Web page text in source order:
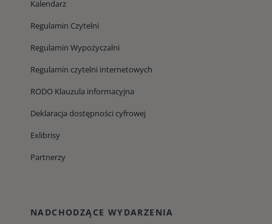
Kalendarz
Regulamin Czytelni
Regulamin Wypożyczalni
Regulamin czytelni internetowych
RODO Klauzula informacyjna
Deklaracja dostępności cyfrowej
Exlibrisy
Partnerzy
NADCHODZĄCE WYDARZENIA